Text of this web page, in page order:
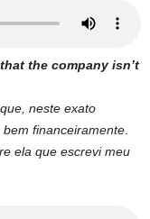
that the company isn’t
neste exato
financeiramente
ela que escrevi meu